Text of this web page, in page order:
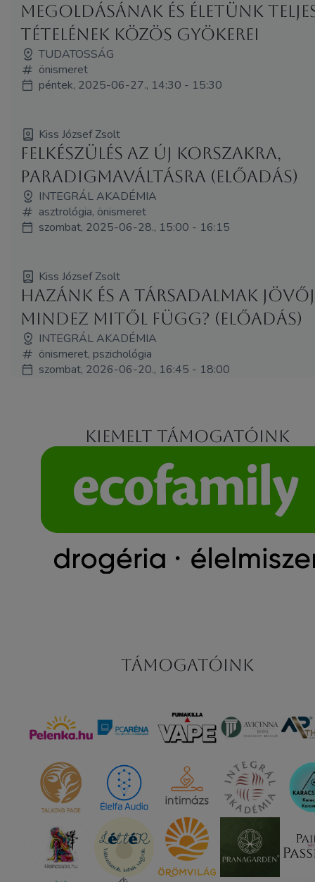
megoldásának és életünk
tételének közös gyökerei
TUDATOSSÁG
önismeret
péntek, 2025-06-27., 14:30 - 15:30
Kiss József Zsolt
Felkészülés az új korszakra,
paradigmaváltásra (Előadás)
INTEGRÁL AKADÉMIA
asztrológia, önismeret
szombat, 2025-06-28., 15:00 - 16:15
Kiss József Zsolt
Hazánk és a társadalmak
mindez mitől függ? (Előadás)
INTEGRÁL AKADÉMIA
önismeret, pszichológia
szombat, 2026-06-20., 16:45 - 18:00
Kiemelt támogatóink
Támogatóink